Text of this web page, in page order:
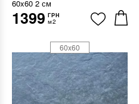
60x60 2 см
1399 ГРН
м2
60x60